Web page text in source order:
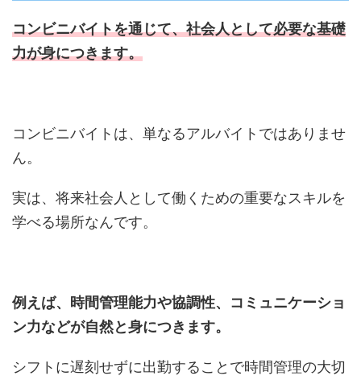
コンビニバイトを通じて、社会人として必要な基礎
力が身につきます。
コンビニバイトは、単なるアルバイトではありませ
ん。
実は、将来社会人として働くための重要なスキルを
学べる場所なんです。
例えば、時間管理能力や協調性、コミュニケーショ
ン力などが自然と身につきます。
シフトに遅刻せずに出勤することで時間管理の大切